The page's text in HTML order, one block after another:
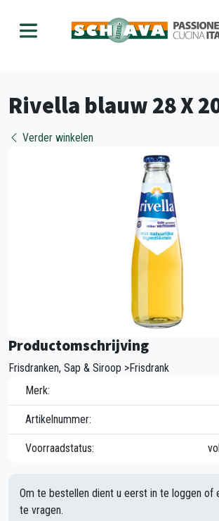
Rivella blauw 28 X
Verder winkelen
Productomschrijving
Frisdranken, Sap & Siroop >Frisdrank
Merk:
Artikelnummer:
Voorraadstatus:
Om te bestellen dient u eerst in te loggen of
te vragen.